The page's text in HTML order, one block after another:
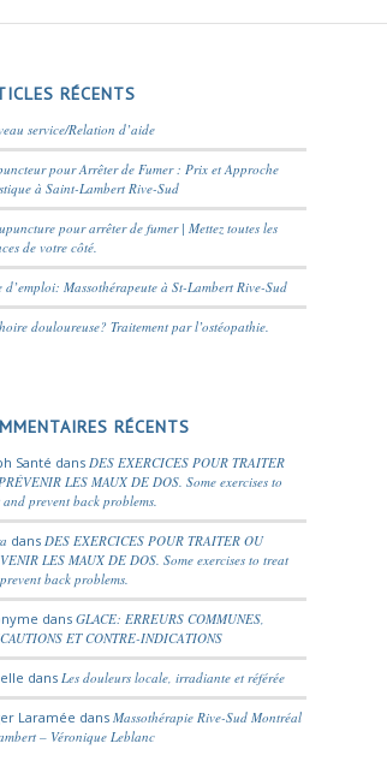
RÉCENTS
service/Relation d’aide
pour Arrêter de Fumer : Prix et Approche
à Saint-Lambert Rive-Sud
pour arrêter de fumer | Mettez toutes les
de votre côté.
d’emploi: Massothérapeute à St-Lambert Rive-Sud
douloureuse? Traitement par l’ostéopathie.
RÉCENTS
Santé dans DES EXERCICES POUR TRAITER
LES MAUX DE DOS. Some exercises to
prevent back problems.
dans DES EXERCICES POUR TRAITER OU
LES MAUX DE DOS. Some exercises to treat
back problems.
dansGLACE: ERREURS COMMUNES,
ET CONTRE-INDICATIONS
dans Les douleurs locale, irradiante et référée
Laramée dansMassothérapie Rive-Sud Montréal
– Véronique Leblanc